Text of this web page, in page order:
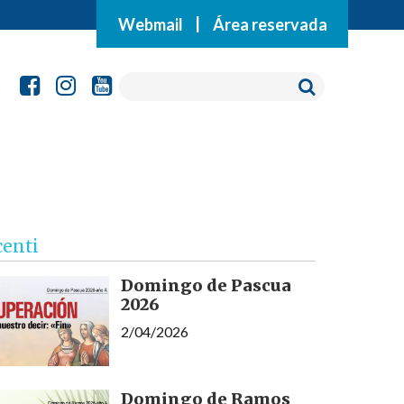
Webmail Área reservada
Domingo de Pascua
2026
2/04/2026
Domingo de Ramos